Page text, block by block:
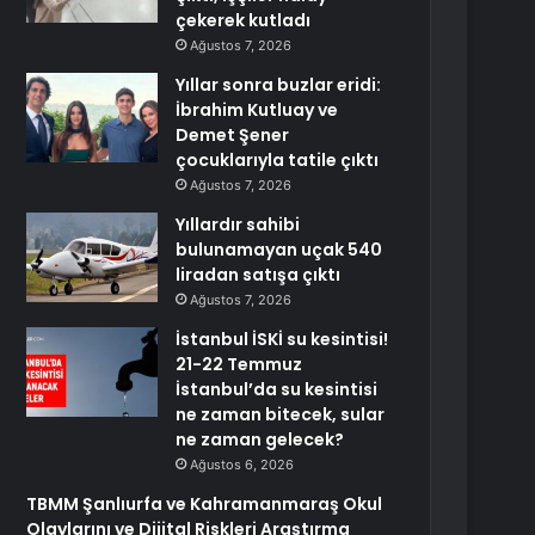
çekerek kutladı
Ağustos 7, 2026
Yıllar sonra buzlar eridi:
İbrahim Kutluay ve
Demet Şener
çocuklarıyla tatile çıktı
Ağustos 7, 2026
Yıllardır sahibi
bulunamayan uçak 540
liradan satışa çıktı
Ağustos 7, 2026
İstanbul İSKİ su kesintisi!
21-22 Temmuz
İstanbul’da su kesintisi
ne zaman bitecek, sular
ne zaman gelecek?
Ağustos 6, 2026
TBMM Şanlıurfa ve Kahramanmaraş Okul
Olaylarını ve Dijital Riskleri Araştırma